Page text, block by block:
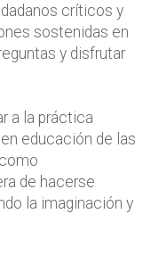
críticos y
sostenidas en
y disfrutar
a la práctica
educación de las
de hacerse
la imaginación y